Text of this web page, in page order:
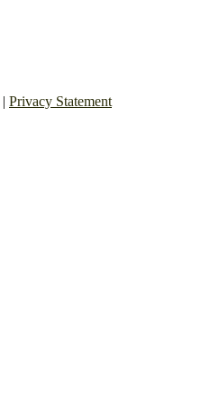
| Privacy Statement